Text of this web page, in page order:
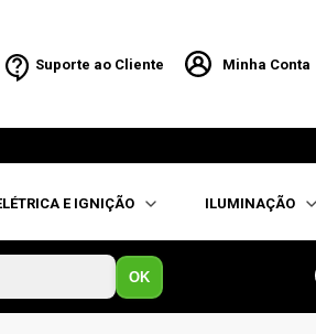
Suporte ao Cliente Minha Conta
E IGNIÇÃO ILUMINAÇÃO
OK